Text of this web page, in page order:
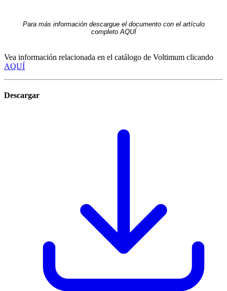
Para más información descargue el documento con el artículo
completo AQUÍ
Vea información relacionada en el catálogo de Voltimum clicando
AQUÍ
Descargar